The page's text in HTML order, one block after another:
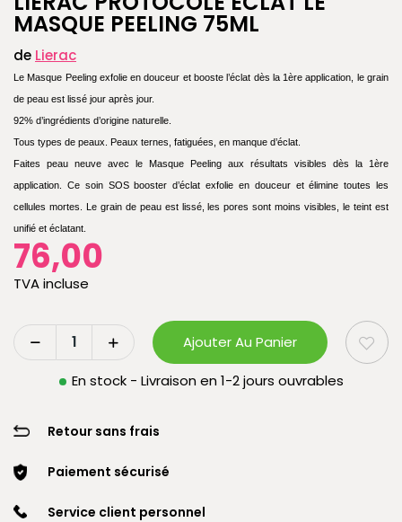
MASQUE PEELING 75ML
de Lierac
Le Masque Peeling exfolie en douceur et booste l’éclat dès la 1ère application, le grain
de peau est lissé jour après jour.
92% d’ingrédients d’origine naturelle.
Tous types de peaux. Peaux ternes, fatiguées, en manque d’éclat.
Faites peau neuve avec le Masque Peeling aux résultats visibles dès la 1ère
application. Ce soin SOS booster d’éclat exfolie en douceur et élimine toutes les
cellules mortes. Le grain de peau est lissé, les pores sont moins visibles, le teint est
unifié et éclatant.
76,00
TVA incluse
Ajouter Au Panier
En stock - Livraison en 1-2 jours ouvrables
Retour sans frais
Paiement sécurisé
Service client personnel